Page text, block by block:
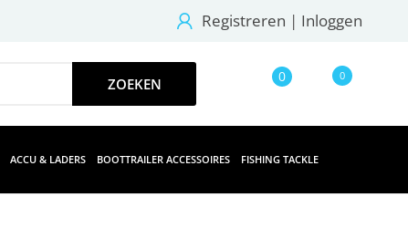
Registreren | Inloggen
0 0
ACCU & LADERS BOOTTRAILER ACCESSOIRES FISHING TACKLE